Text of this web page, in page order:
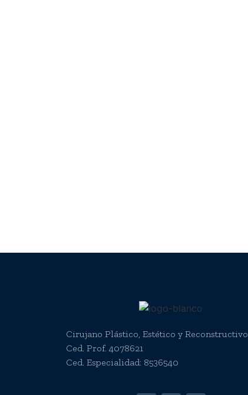
Cirujano Plástico, Estético y Reconstructivo
Ced. Prof. 4078621
Ced. Especialidad: 8536540